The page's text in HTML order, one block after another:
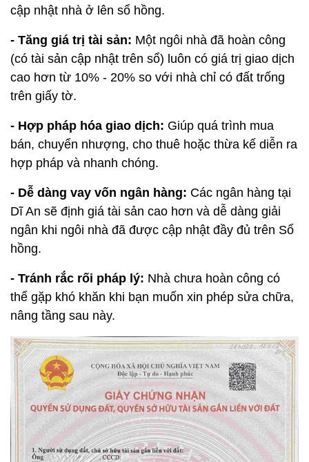
cập nhật nhà ở lên sổ hồng.
- Tăng giá trị tài sản: Một ngôi nhà đã hoàn công
(có tài sản cập nhật trên sổ) luôn có giá trị giao dịch
cao hơn từ 10% - 20% so với nhà chỉ có đất trống
trên giấy tờ.
- Hợp pháp hóa giao dịch: Giúp quá trình mua
bán, chuyển nhượng, cho thuê hoặc thừa kế diễn ra
hợp pháp và nhanh chóng.
- Dễ dàng vay vốn ngân hàng: Các ngân hàng tại
Dĩ An sẽ định giá tài sản cao hơn và dễ dàng giải
ngân khi ngôi nhà đã được cập nhật đầy đủ trên Sổ
hồng.
- Tránh rắc rối pháp lý: Nhà chưa hoàn công có
thể gặp khó khăn khi bạn muốn xin phép sửa chữa,
nâng tầng sau này.